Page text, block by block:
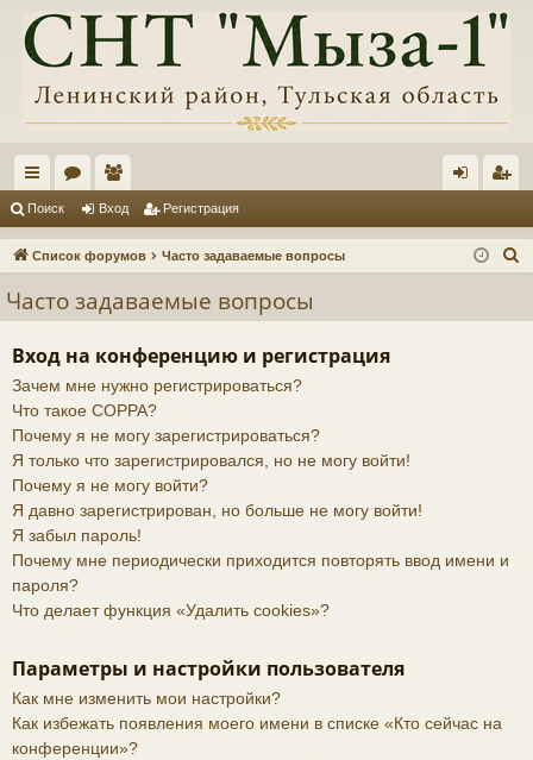
с
ы ум
ол
ьз
ат
ел
и
д ис
Поиск Вход Регистрация
Список форумов Часто задаваемые вопросы
Часто задаваемые вопросы
Вход на конференцию и регистрация
Зачем мне нужно регистрироваться?
Что такое COPPA?
Почему я не могу зарегистрироваться?
Я только что зарегистрировался, но не могу войти!
Почему я не могу войти?
Я давно зарегистрирован, но больше не могу войти!
Я забыл пароль!
Почему мне периодически приходится повторять ввод имени и
пароля?
Что делает функция «Удалить cookies»?
Параметры и настройки пользователя
Как мне изменить мои настройки?
Как избежать появления моего имени в списке «Кто сейчас на
конференции»?